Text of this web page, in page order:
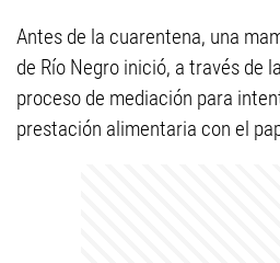
Antes de la cuarentena, una
de Río Negro inició, a través de
proceso de mediación para
prestación alimentaria con el